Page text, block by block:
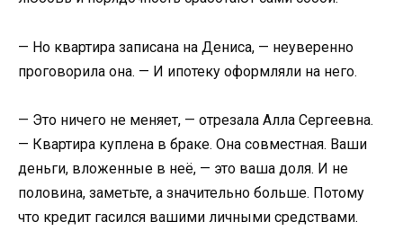
— Но квартира записана на Дениса, — неуверенно
проговорила она. — И ипотеку оформляли на него.
— Это ничего не меняет, — отрезала Алла Сергеевна.
— Квартира куплена в браке. Она совместная. Ваши
деньги, вложенные в неё, — это ваша доля. И не
половина, заметьте, а значительно больше. Потому
что кредит гасился вашими личными средствами.